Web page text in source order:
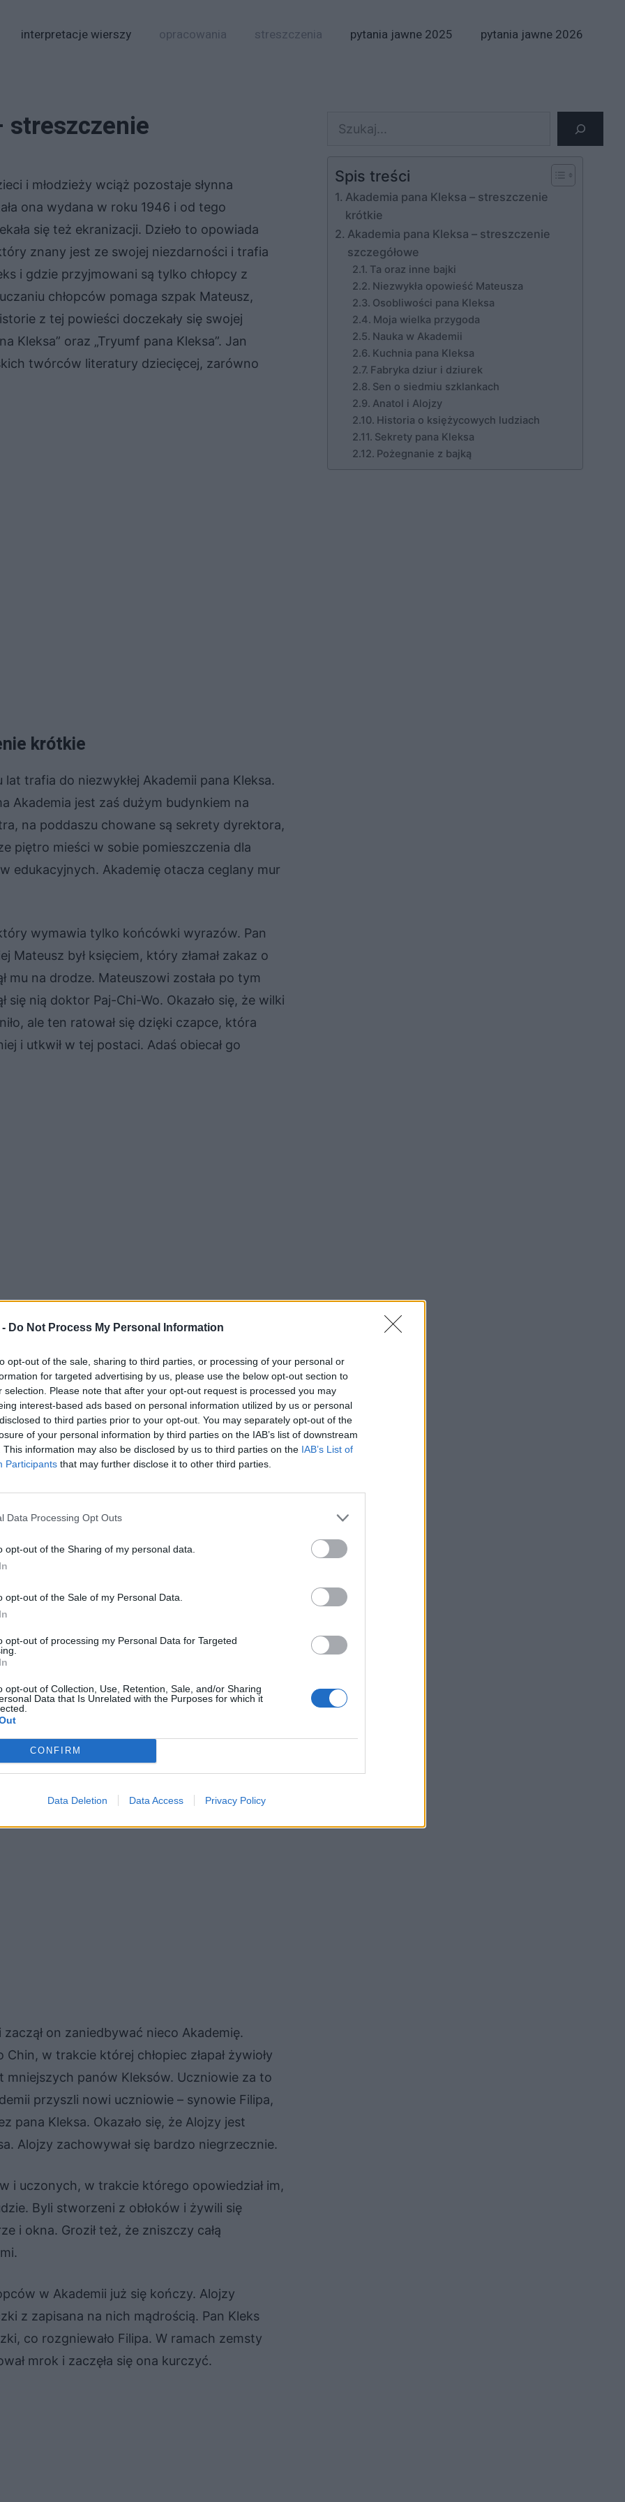
Do Not Process My Personal Information
opt-out of the sale, sharing to third parties, or processing of your personal or
for targeted advertising by us, please use the below opt-out section to
selection. Please note that after your opt-out request is processed you may
interest-based ads based on personal information utilized by us or personal
to third parties prior to your opt-out. You may separately opt-out of the
of your personal information by third parties on the IAB’s list of downstream
This information may also be disclosed by us to third parties on the IAB’s List of
Participants that may further disclose it to other third parties.
Data Processing Opt Outs
opt-out of the Sharing of my personal data.
opt-out of the Sale of my Personal Data.
opt-out of processing my Personal Data for Targeted
opt-out of Collection, Use, Retention, Sale, and/or Sharing
Data that Is Unrelated with the Purposes for which it
CONFIRM
Data Deletion Data Access Privacy Policy
interpretacje wierszy opracowania streszczenia pytania jawne 2025 pytania jawne 2026
streszczenie
i młodzieży wciąż pozostaje słynna
ona wydana w roku 1946 i od tego
się też ekranizacji. Dzieło to opowiada
znany jest ze swojej niezdarności i trafia
i gdzie przyjmowani są tylko chłopcy z
chłopców pomaga szpak Mateusz,
z tej powieści doczekały się swojej
Kleksa” oraz „Tryumf pana Kleksa”. Jan
twórców literatury dziecięcej, zarówno
krótkie
trafia do niezwykłej Akademii pana Kleksa.
Akademia jest zaś dużym budynkiem na
na poddaszu chowane są sekrety dyrektora,
piętro mieści w sobie pomieszczenia dla
edukacyjnych. Akademię otacza ceglany mur
wymawia tylko końcówki wyrazów. Pan
Mateusz był księciem, który złamał zakaz o
mu na drodze. Mateuszowi została po tym
się nią doktor Paj-Chi-Wo. Okazało się, że wilki
ale ten ratował się dzięki czapce, która
i utkwił w tej postaci. Adaś obiecał go
on latać, czytać w myślach, a obiady
Przechowuje płomyki świec, piegi i sny
do rozmiarów dziecka i rano wraca do
pan Kleks, ale tylko Adasiowi się to udało. Nie
dotarł do Psiego Raju, gdzie spotkał
też takie rzeczy jak czekoladowy pomnik
wobec zwierząt. Po kilku dniach
wrócić do Akademii.
mogli mieć tylko imiona rozpoczynające
myli się wodą z sokiem, oddawali panu
takie jak kleksografia czy leczenie
na obiad chłopcy szukali skarbu w ogrodzie.
z nich spała Królewna Żabka. Dała
przez nich skarby okazały się
fabryki dziur i dziurek, gdzie zwiedzili
i pakowano różnego rodzaju dziury. Po
przez muchy. Potem pan Kleks udał
nakazał dostawić dwa łóżka w sypialni.
zaczął on zaniedbywać nieco Akademię.
w trakcie której chłopiec złapał żywioły
mniejszych panów Kleksów. Uczniowie za to
przyszli nowi uczniowie – synowie Filipa,
pana Kleksa. Okazało się, że Alojzy jest
Alojzy zachowywał się bardzo niegrzecznie.
i uczonych, w trakcie którego opowiedział im,
Byli stworzeni z obłoków i żywili się
i okna. Groził też, że zniszczy całą
w Akademii już się kończy. Alojzy
z zapisana na nich mądrością. Pan Kleks
co rozgniewało Filipa. W ramach zemsty
mrok i zaczęła się ona kurczyć.
Szukaj
Spis treści
Akademia pana Kleksa – streszczenie
krótkie
Akademia pana Kleksa – streszczenie
szczegółowe
Ta oraz inne bajki
Niezwykła opowieść Mateusza
Osobliwości pana Kleksa
Moja wielka przygoda
Nauka w Akademii
Kuchnia pana Kleksa
Fabryka dziur i dziurek
Sen o siedmiu szklankach
Anatol i Alojzy
Historia o księżycowych ludziach
Sekrety pana Kleksa
Pożegnanie z bajką